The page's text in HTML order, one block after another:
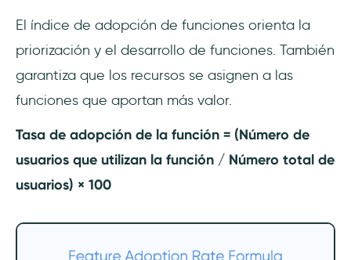
El índice de adopción de funciones orienta la
priorización y el desarrollo de funciones. También
garantiza que los recursos se asignen a las
funciones que aportan más valor.
Tasa de adopción de la función = (Número de
usuarios que utilizan la función / Número total de
usuarios) × 100